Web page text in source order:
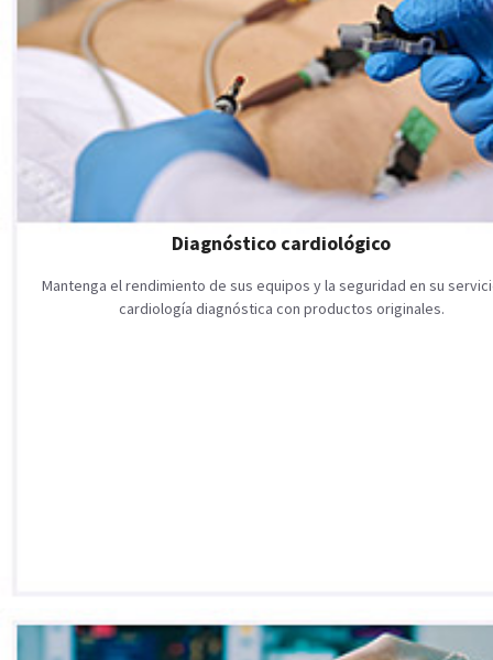
Diagnóstico cardiológico
Mantenga el rendimiento de sus equipos y la seguridad en su
cardiología diagnóstica con productos originales.